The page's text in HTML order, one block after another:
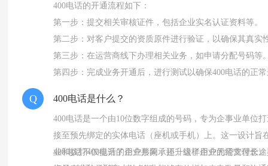
400电话的开通流程如下：
第一步：提交相关审核证件，包括企业实名认证资料等。
第二步：对客户提交的资质原件进行验证，以确保其真实
第三步：在运营商线下办理相关业务，如申请分配号码等
第四步：完成业务开通后，进行测试以确保400电话的正
Q 400电话是什么？
400电话是一个由10位数字组成的号码，专为企事业单位
接至预先绑定的实体电话（座机或手机）上。这一设计
业和拨打400电话的用户共同承担，这样用户无需支付长
400电话不仅提升了企业形象，还升级了企业的经营理念